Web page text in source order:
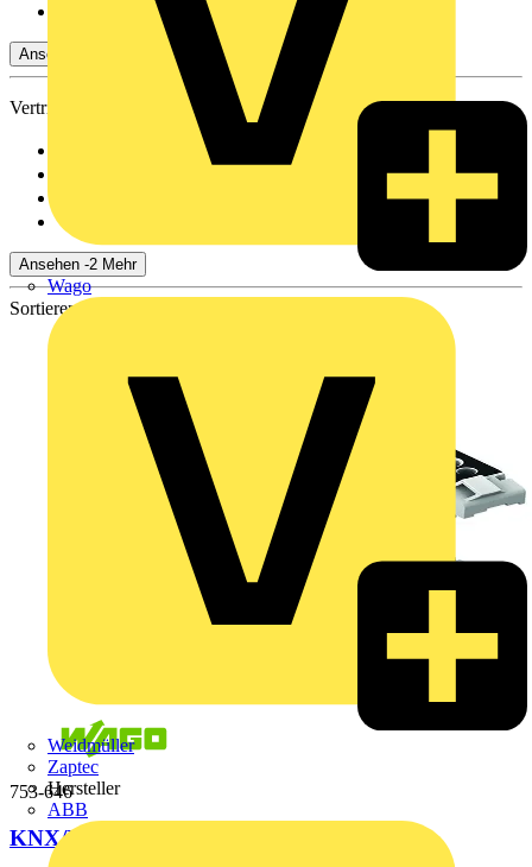
Wago
Weidmüller
Zaptec
Hersteller
ABB
(10)
Ansehen 14 Mehr
Vertriebspartner
Adalbert Zajadacz Gm...
(2131)
Ansehen -2 Mehr
Sortieren nach:
753-646
KNX/EIB/TP1-Schnittstelle,lichtgrau